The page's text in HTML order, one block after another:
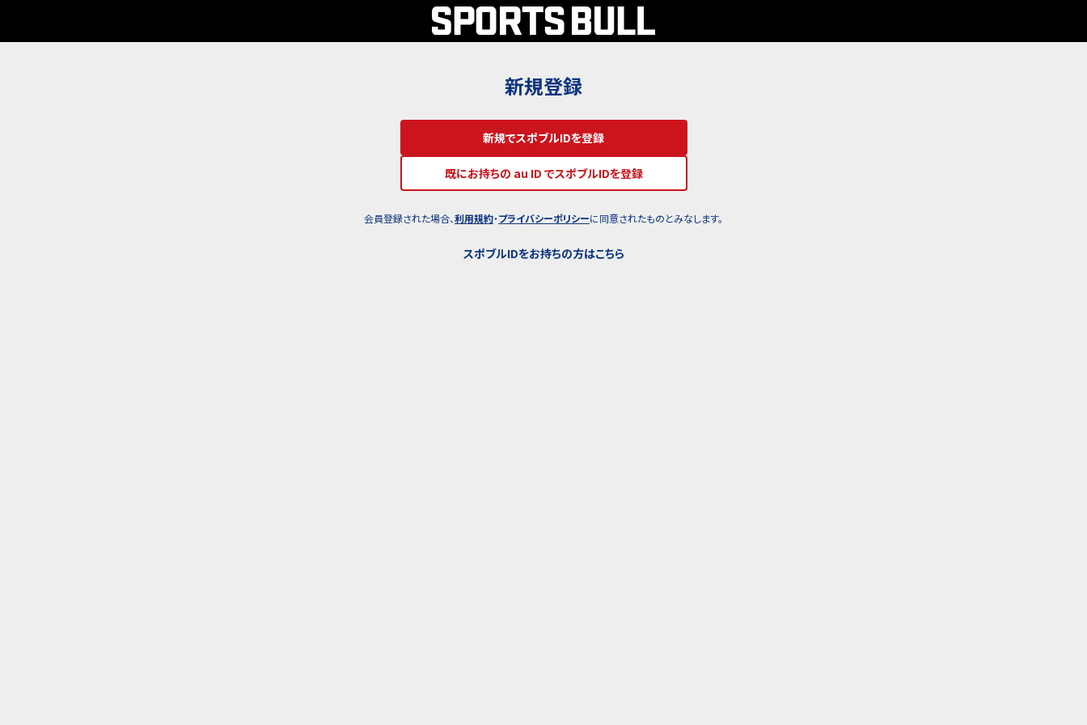
新規登録
新規でスポブルIDを登録
既にお持ちの au ID でスポブルIDを登録
会員登録された場合、利用規約・プライバシーポリシーに同意されたものとみなします。
スポブルIDをお持ちの方はこちら